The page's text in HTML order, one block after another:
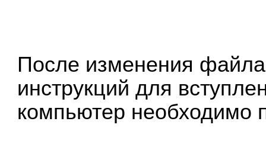
После изменения
инструкций для
компьютер необходимо